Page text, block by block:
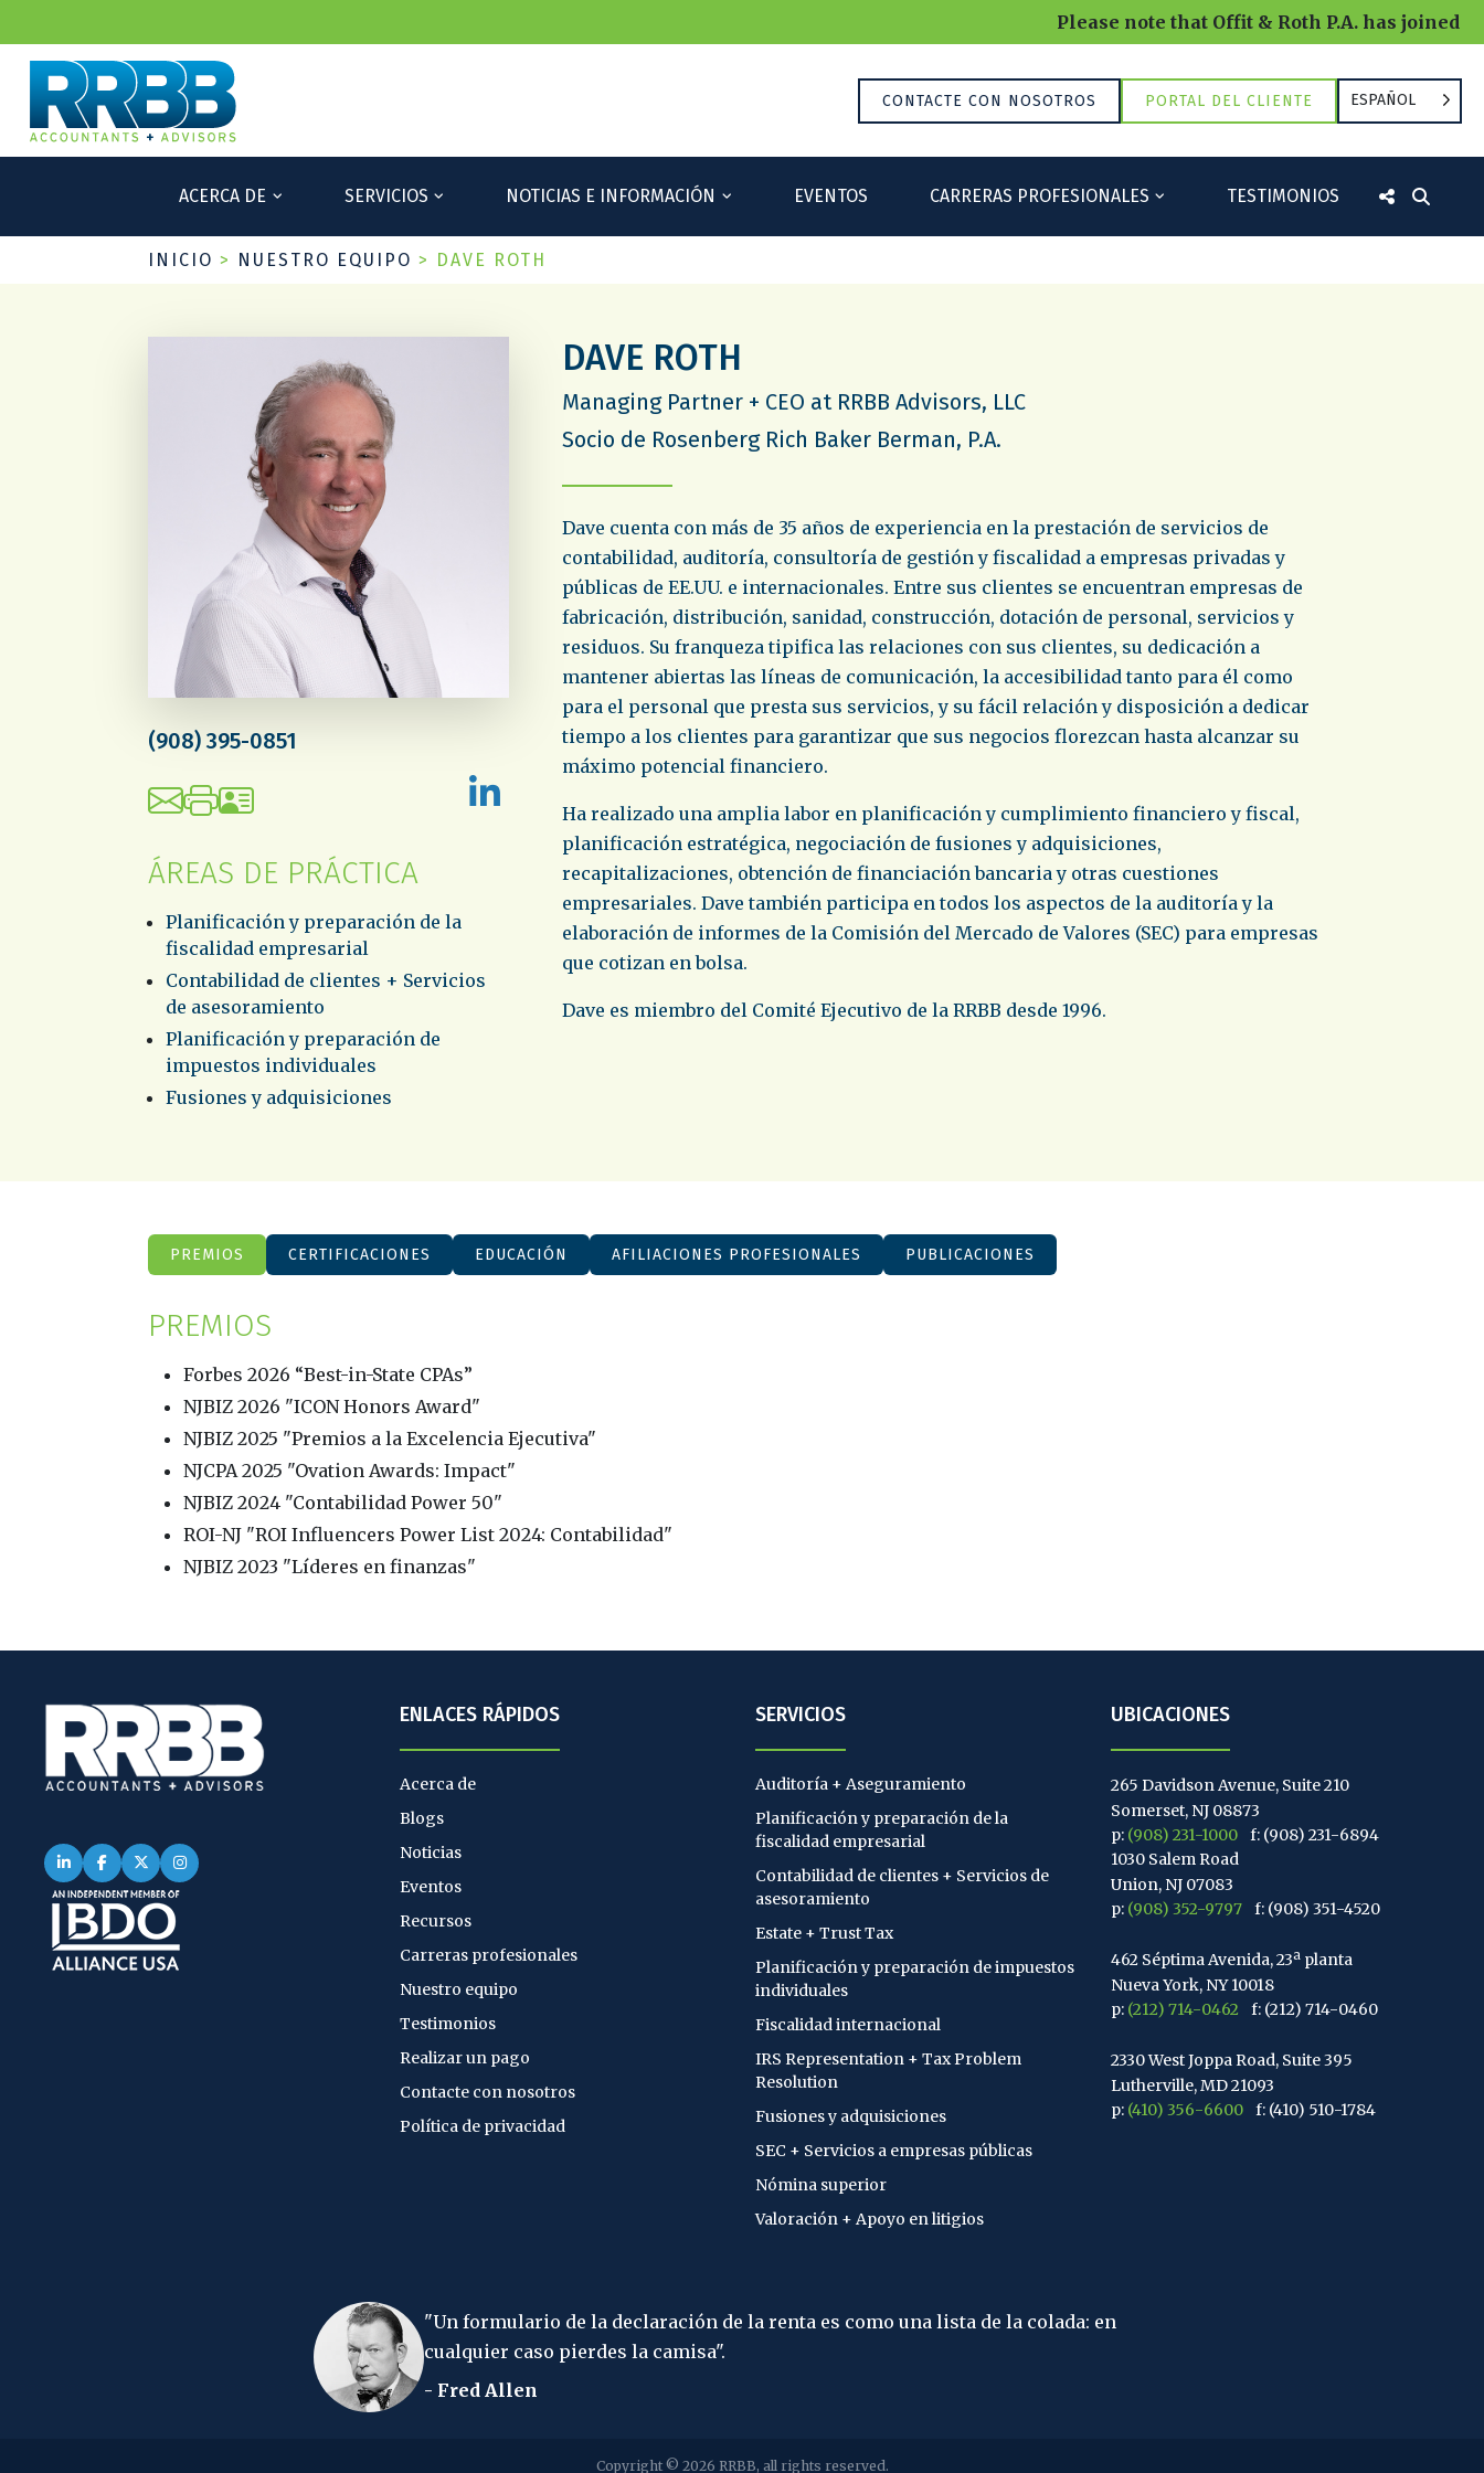
Please note that Offit & Roth P.A. has joined
CONTACTE CON NOSOTROS PORTAL DEL CLIENTE ESPAÑOL
ACERCA DE SERVICIOS NOTICIAS E INFORMACIÓN EVENTOS CARRERAS PROFESIONALES TESTIMONIOS
INICIO > NUESTRO EQUIPO > DAVE ROTH
(908) 395-0851
ÁREAS DE PRÁCTICA
Planificación y preparación de la
fiscalidad empresarial
Contabilidad de clientes + Servicios
de asesoramiento
Planificación y preparación de
impuestos individuales
Fusiones y adquisiciones
DAVE ROTH
Managing Partner + CEO at RRBB Advisors, LLC
Socio de Rosenberg Rich Baker Berman, P.A.
Dave cuenta con más de 35 años de experiencia en la prestación de servicios de
contabilidad, auditoría, consultoría de gestión y fiscalidad a empresas privadas y
públicas de EE.UU. e internacionales. Entre sus clientes se encuentran empresas de
fabricación, distribución, sanidad, construcción, dotación de personal, servicios y
residuos. Su franqueza tipifica las relaciones con sus clientes, su dedicación a
mantener abiertas las líneas de comunicación, la accesibilidad tanto para él como
para el personal que presta sus servicios, y su fácil relación y disposición a dedicar
tiempo a los clientes para garantizar que sus negocios florezcan hasta alcanzar su
máximo potencial financiero.
Ha realizado una amplia labor en planificación y cumplimiento financiero y fiscal,
planificación estratégica, negociación de fusiones y adquisiciones,
recapitalizaciones, obtención de financiación bancaria y otras cuestiones
empresariales. Dave también participa en todos los aspectos de la auditoría y la
elaboración de informes de la Comisión del Mercado de Valores (SEC) para empresas
que cotizan en bolsa.
Dave es miembro del Comité Ejecutivo de la RRBB desde 1996.
PREMIOS CERTIFICACIONES EDUCACIÓN AFILIACIONES PROFESIONALES PUBLICACIONES
PREMIOS
Forbes 2026 “Best-in-State CPAs”
NJBIZ 2026 "ICON Honors Award"
NJBIZ 2025 "Premios a la Excelencia Ejecutiva"
NJCPA 2025 "Ovation Awards: Impact"
NJBIZ 2024 "Contabilidad Power 50"
ROI-NJ "ROI Influencers Power List 2024: Contabilidad"
NJBIZ 2023 "Líderes en finanzas"
ENLACES RÁPIDOS
Acerca de
Blogs
Noticias
Eventos
Recursos
Carreras profesionales
Nuestro equipo
Testimonios
Realizar un pago
Contacte con nosotros
Política de privacidad
SERVICIOS
Auditoría + Aseguramiento
Planificación y preparación de la
fiscalidad empresarial
Contabilidad de clientes + Servicios de
asesoramiento
Estate + Trust Tax
Planificación y preparación de impuestos
individuales
Fiscalidad internacional
IRS Representation + Tax Problem
Resolution
Fusiones y adquisiciones
SEC + Servicios a empresas públicas
Nómina superior
Valoración + Apoyo en litigios
UBICACIONES
265 Davidson Avenue, Suite 210
Somerset, NJ 08873
p: (908) 231-1000
f: (908) 231-6894
1030 Salem Road
Union, NJ 07083
p: (908) 352-9797 f: (908) 351-4520
462 Séptima Avenida, 23ª planta
Nueva York, NY 10018
p: (212) 714-0462 f: (212) 714-0460
2330 West Joppa Road, Suite 395
Lutherville, MD 21093
p: (410) 356-6600 f: (410) 510-1784
"Un formulario de la declaración de la renta es como una lista de la colada: en
cualquier caso pierdes la camisa".
Copyright © 2026 RRBB, all rights reserved.